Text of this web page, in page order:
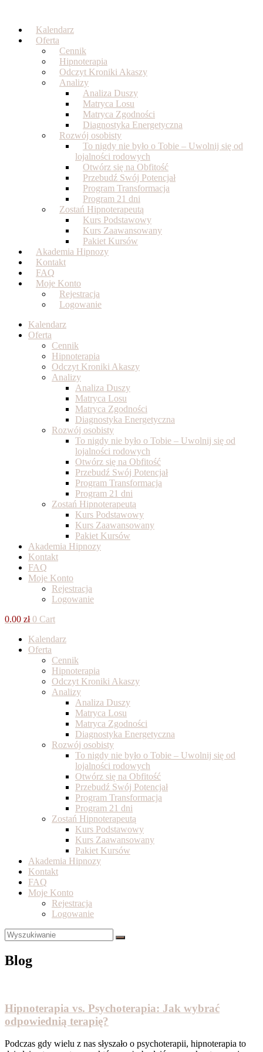
content
Kalendarz
Oferta
Cennik
Hipnoterapia
Odczyt Kroniki Akaszy
Analizy
Analiza Duszy
Matryca Losu
Matryca Zgodności
Diagnostyka Energetyczna
Rozwój osobisty
To nigdy nie było o Tobie – Uwolnij się od
lojalności rodowych
Otwórz się na Obfitość
Przebudź Swój Potencjał
Program Transformacja
Program 21 dni
Zostań Hipnoterapeutą
Kurs Podstawowy
Kurs Zaawansowany
Pakiet Kursów
Akademia Hipnozy
Kontakt
FAQ
Moje Konto
Rejestracja
Logowanie
Kalendarz
Oferta
Cennik
Hipnoterapia
Odczyt Kroniki Akaszy
Analizy
Analiza Duszy
Matryca Losu
Matryca Zgodności
Diagnostyka Energetyczna
Rozwój osobisty
To nigdy nie było o Tobie – Uwolnij się od
lojalności rodowych
Otwórz się na Obfitość
Przebudź Swój Potencjał
Program Transformacja
Program 21 dni
Zostań Hipnoterapeutą
Kurs Podstawowy
Kurs Zaawansowany
Pakiet Kursów
Akademia Hipnozy
Kontakt
FAQ
Moje Konto
Rejestracja
Logowanie
0.00 zł 0 Cart
Kalendarz
Oferta
Cennik
Hipnoterapia
Odczyt Kroniki Akaszy
Analizy
Analiza Duszy
Matryca Losu
Matryca Zgodności
Diagnostyka Energetyczna
Rozwój osobisty
To nigdy nie było o Tobie – Uwolnij się od
lojalności rodowych
Otwórz się na Obfitość
Przebudź Swój Potencjał
Program Transformacja
Program 21 dni
Zostań Hipnoterapeutą
Kurs Podstawowy
Kurs Zaawansowany
Pakiet Kursów
Akademia Hipnozy
Kontakt
FAQ
Moje Konto
Rejestracja
Logowanie
Blog
Hipnoterapia vs. Psychoterapia: Jak wybrać
odpowiednią terapię?
Podczas gdy wielu z nas słyszało o psychoterapii, hipnoterapia to